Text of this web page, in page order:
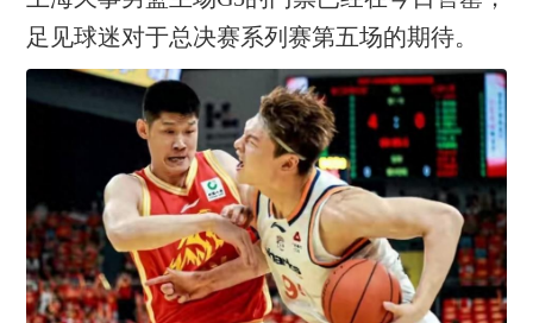
足见球迷对于总决赛系列赛第五场的期待。